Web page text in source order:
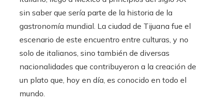
sin saber que sería parte de la historia de la
gastronomía mundial. La ciudad de Tijuana fue el
escenario de este encuentro entre culturas, y no
solo de italianos, sino también de diversas
nacionalidades que contribuyeron a la creación de
un plato que, hoy en día, es conocido en todo el
mundo.